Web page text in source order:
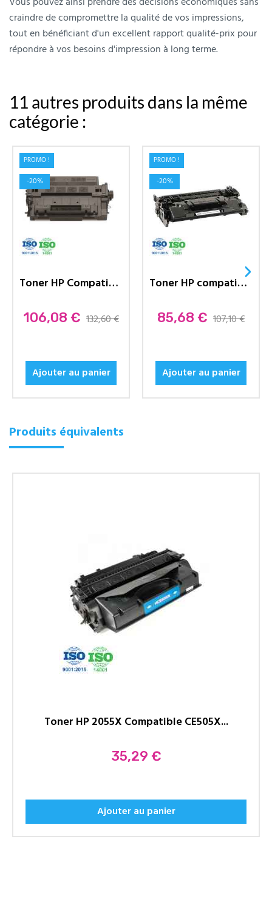
craindre de compromettre la qualité de vos impressions,
tout en bénéficiant d'un excellent rapport qualité-prix pour
répondre à vos besoins d'impression à long terme.
11 autres produits dans la même
catégorie :
Toner HP Compatible 55A (CE255A)...
Prix
106,08 € 132,60 €
Ajouter au panier
PROMO !
-20%
Toner HP compatible 26A (CF226A)...
Prix
85,68 € 107,10 €
Ajouter au panier
PROMO !
-20%
›
Produits équivalents
Toner HP 2055X Compatible CE505X...
Prix
35,29 €
Ajouter au panier